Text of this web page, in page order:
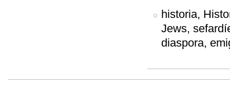
historia,
Jews,
diaspora,